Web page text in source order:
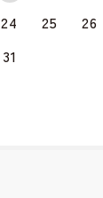
24 25 26
31